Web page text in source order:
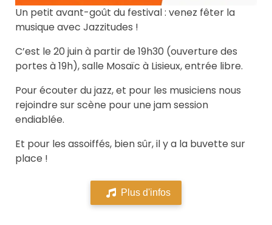
Un petit avant-goût du festival : venez fêter la
musique avec Jazzitudes !
C’est le 20 juin à partir de 19h30 (ouverture des
portes à 19h), salle Mosaïc à Lisieux, entrée libre.
Pour écouter du jazz, et pour les musiciens nous
rejoindre sur scène pour une jam session
endiablée.
Et pour les assoiffés, bien sûr, il y a la buvette sur
place !
Plus d'infos